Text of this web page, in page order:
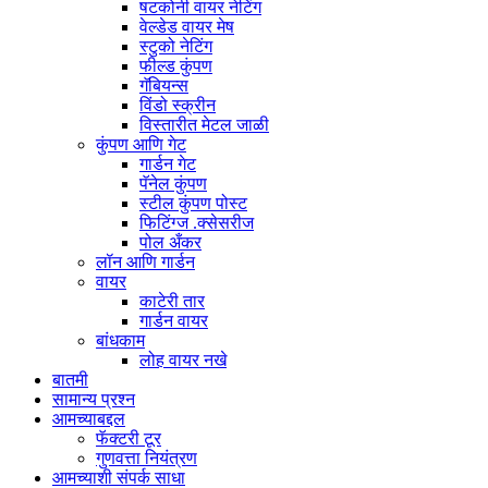
षटकोनी वायर नेटिंग
वेल्डेड वायर मेष
स्टुको नेटिंग
फील्ड कुंपण
गॅबियन्स
विंडो स्क्रीन
विस्तारीत मेटल जाळी
कुंपण आणि गेट
गार्डन गेट
पॅनेल कुंपण
स्टील कुंपण पोस्ट
फिटिंग्ज .क्सेसरीज
पोल अँकर
लॉन आणि गार्डन
वायर
काटेरी तार
गार्डन वायर
बांधकाम
लोह वायर नखे
बातमी
सामान्य प्रश्न
आमच्याबद्दल
फॅक्टरी टूर
गुणवत्ता नियंत्रण
आमच्याशी संपर्क साधा